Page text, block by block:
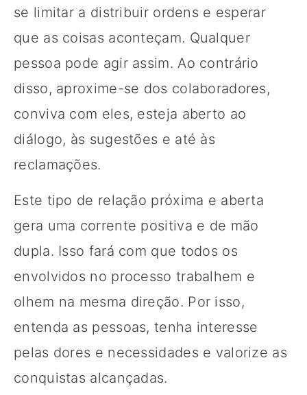
se limitar a distribuir ordens e esperar
que as coisas aconteçam. Qualquer
pessoa pode agir assim. Ao contrário
disso, aproxime-se dos colaboradores,
conviva com eles, esteja aberto ao
diálogo, às sugestões e até às
reclamações.
Este tipo de relação próxima e aberta
gera uma corrente positiva e de mão
dupla. Isso fará com que todos os
envolvidos no processo trabalhem e
olhem na mesma direção. Por isso,
entenda as pessoas, tenha interesse
pelas dores e necessidades e valorize as
conquistas alcançadas.